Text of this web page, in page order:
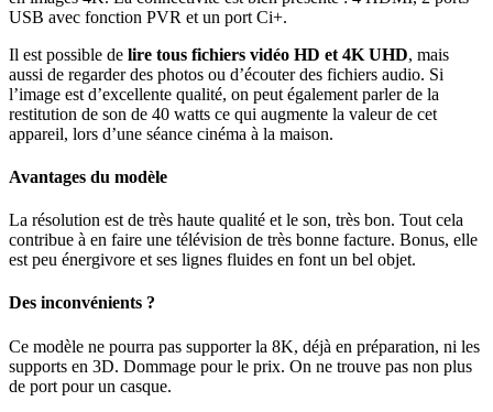
USB avec fonction PVR et un port Ci+.
Il est possible de lire tous fichiers vidéo HD et 4K UHD, mais
aussi de regarder des photos ou d’écouter des fichiers audio. Si
l’image est d’excellente qualité, on peut également parler de la
restitution de son de 40 watts ce qui augmente la valeur de cet
appareil, lors d’une séance cinéma à la maison.
Avantages du modèle
La résolution est de très haute qualité et le son, très bon. Tout cela
contribue à en faire une télévision de très bonne facture. Bonus, elle
est peu énergivore et ses lignes fluides en font un bel objet.
Des inconvénients ?
Ce modèle ne pourra pas supporter la 8K, déjà en préparation, ni les
supports en 3D. Dommage pour le prix. On ne trouve pas non plus
de port pour un casque.